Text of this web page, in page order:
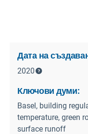
Дата на
2020
Ключови думи:
Basel, building
temperature, green
surface runoff